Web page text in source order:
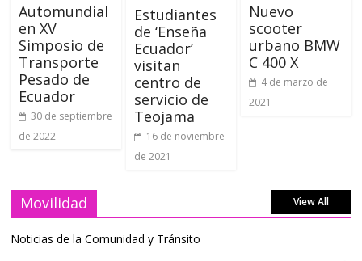
Automundial
en XV
Simposio de
Transporte
Pesado de
Ecuador
30 de septiembre
de 2022
Estudiantes
de ‘Enseña
Ecuador’
visitan
centro de
servicio de
Teojama
16 de noviembre
de 2021
Nuevo
scooter
urbano BMW
C 400 X
4 de marzo de
2021
Movilidad View All
Noticias de la Comunidad y Tránsito